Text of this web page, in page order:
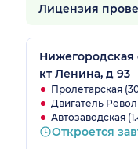
Лицензия
кт Ленина, д 93
Пролетарская
Двигатель
Автозаводская
Откроется